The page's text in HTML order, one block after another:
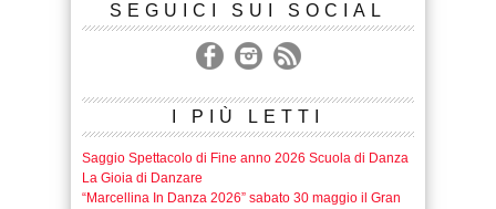
SEGUICI SUI SOCIAL
I PIÙ LETTI
Saggio Spettacolo di Fine anno 2026 Scuola di Danza
La Gioia di Danzare
“Marcellina In Danza 2026” sabato 30 maggio il Gran